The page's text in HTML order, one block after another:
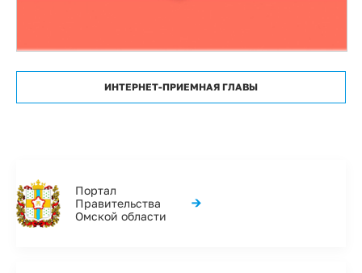
ИНТЕРНЕТ-ПРИЕМНАЯ ГЛАВЫ
Портал
Правительства
Омской области
→